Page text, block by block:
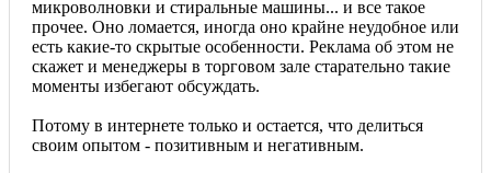
микроволновки и стиральные машины... и все такое
прочее. Оно ломается, иногда оно крайне неудобное или
есть какие-то скрытые особенности. Реклама об этом не
скажет и менеджеры в торговом зале старательно такие
моменты избегают обсуждать.
Потому в интернете только и остается, что делиться
своим опытом - позитивным и негативным.